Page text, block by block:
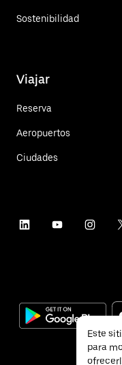
Sostenibilidad
Viajar
Reserva
Aeropuertos
Ciudades
Este
para